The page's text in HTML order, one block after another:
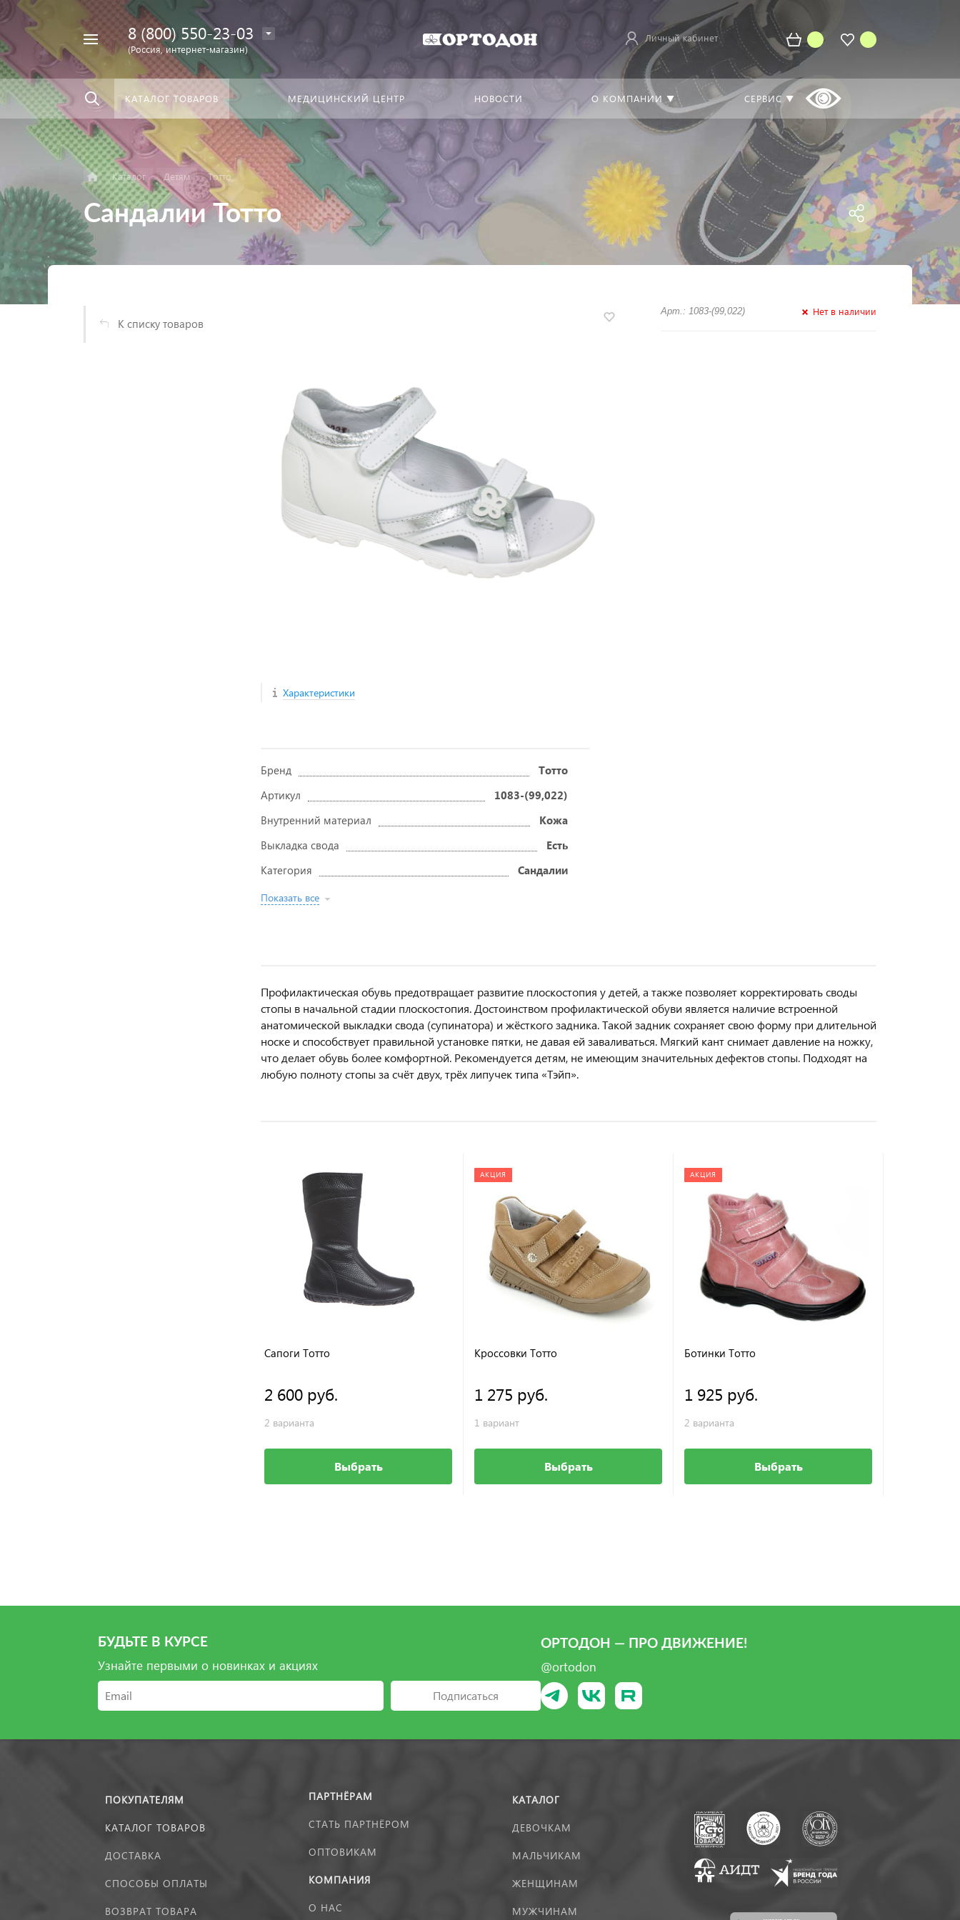
вездеНайти
8 (800) 550-23-03
(Россия, интернет-магазин)
Личный кабинет
КАТАЛОГ ТОВАРОВ МЕДИЦИНСКИЙ ЦЕНТР НОВОСТИ О КОМПАНИИ ▼ СЕРВИС ▼
Каталог Детям Тотто
Сандалии Тотто
К списку товаров
Характеристики
Арт.: 1083-(99,022) Нет в наличии
Бренд
Тотто
Артикул
1083-(99,022)
Внутренний материал
Кожа
Выкладка свода
Есть
Категория
Сандалии
Показать все
Профилактическая обувь предотвращает развитие плоскостопия у детей, а также позволяет корректировать своды
стопы в начальной стадии плоскостопия. Достоинством профилактической обуви является наличие встроенной
анатомической выкладки свода (супинатора) и жёсткого задника. Такой задник сохраняет свою форму при длительной
носке и способствует правильной установке пятки, не давая ей заваливаться. Мягкий кант снимает давление на ножку,
что делает обувь более комфортной. Рекомендуется детям, не имеющим значительных дефектов стопы. Подходят на
любую полноту стопы за счёт двух, трёх липучек типа «Тэйп».
Сапоги Тотто
2 600 руб.
2 варианта
Выбрать
АКЦИЯ
Кроссовки Тотто
1 275 руб.
1 вариант
Выбрать
АКЦИЯ
Ботинки Тотто
1 925 руб.
2 варианта
Выбрать
БУДЬТЕ В КУРСЕ
Узнайте первыми о новинках и акциях
Подписаться
ОРТОДОН — ПРО ДВИЖЕНИЕ!
@ortodon
ПОКУПАТЕЛЯМ
КАТАЛОГ ТОВАРОВ
ДОСТАВКА
СПОСОБЫ ОПЛАТЫ
ВОЗВРАТ ТОВАРА
ПАРТНЁРАМ
СТАТЬ ПАРТНЁРОМ
ОПТОВИКАМ
КОМПАНИЯ
О НАС
КАТАЛОГ
ДЕВОЧКАМ
МАЛЬЧИКАМ
ЖЕНЩИНАМ
МУЖЧИНАМ